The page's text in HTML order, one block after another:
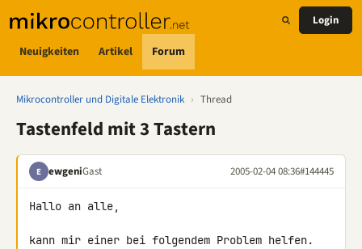
Neuigkeiten Artikel Forum
Login
Mikrocontroller und Digitale Elektronik › Thread
Tastenfeld mit 3 Tastern
E ewgeniGast 2005-02-04 08:36#144445
Hallo an alle,
kann mir einer bei folgendem Problem helfen.